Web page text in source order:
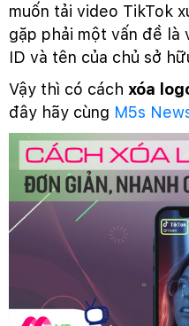
muốn tải video TikTok
gặp phải một vấn đề
ID và tên của chủ sở
Vậy thì có cách xóa
đây hãy cùng M5s